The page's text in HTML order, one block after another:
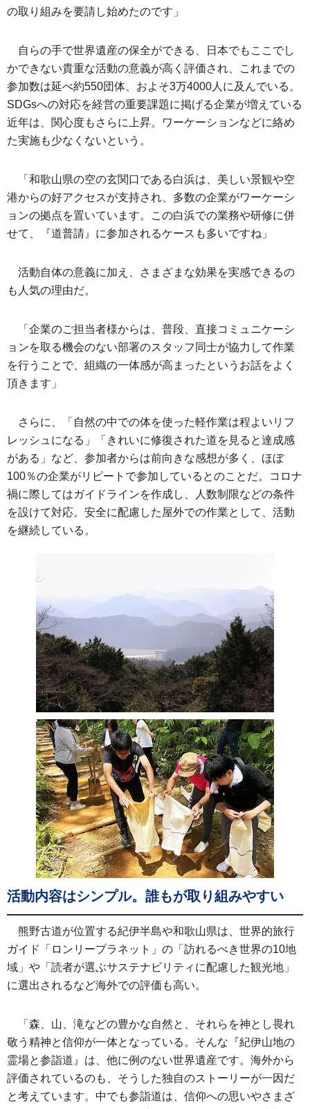
の取り組みを要請し始めたのです」
自らの手で世界遺産の保全ができる、日本でもここでし
かできない貴重な活動の意義が高く評価され、これまでの
参加数は延べ約550団体、およそ3万4000人に及んでいる。
SDGsへの対応を経営の重要課題に掲げる企業が増えている
近年は、関心度もさらに上昇。ワーケーションなどに絡め
た実施も少なくないという。
「和歌山県の空の玄関口である白浜は、美しい景観や空
港からの好アクセスが支持され、多数の企業がワーケーシ
ョンの拠点を置いています。この白浜での業務や研修に併
せて、『道普請』に参加されるケースも多いですね」
活動自体の意義に加え、さまざまな効果を実感できるの
も人気の理由だ。
「企業のご担当者様からは、普段、直接コミュニケーシ
ョンを取る機会のない部署のスタッフ同士が協力して作業
を行うことで、組織の一体感が高まったというお話をよく
頂きます」
さらに、「自然の中での体を使った軽作業は程よいリフ
レッシュになる」「きれいに修復された道を見ると達成感
がある」など、参加者からは前向きな感想が多く、ほぼ
100％の企業がリピートで参加しているとのことだ。コロナ
禍に際してはガイドラインを作成し、人数制限などの条件
を設けて対応。安全に配慮した屋外での作業として、活動
を継続している。
活動内容はシンプル。誰もが取り組みやすい
熊野古道が位置する紀伊半島や和歌山県は、世界的旅行
ガイド「ロンリープラネット」の「訪れるべき世界の10地
域」や「読者が選ぶサステナビリティに配慮した観光地」
に選出されるなど海外での評価も高い。
「森、山、滝などの豊かな自然と、それらを神とし畏れ
敬う精神と信仰が一体となっている。そんな『紀伊山地の
霊場と参詣道』は、他に例のない世界遺産です。海外から
評価されているのも、そうした独自のストーリーが一因だ
と考えています。中でも参詣道は、信仰への思いやさまざ